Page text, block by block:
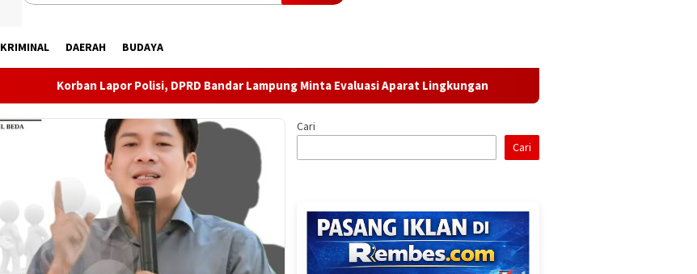
KRIMINAL DAERAH BUDAYA
Korban Lapor Polisi, DPRD Bandar Lampung Minta Evaluasi Aparat Lingkungan Lampung Gandeng BRIN Olah Data
Cari
Cari